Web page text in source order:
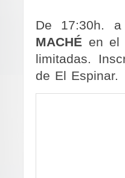
De 17:30h. a
MACHÉ en el
limitadas.
de El Espinar.